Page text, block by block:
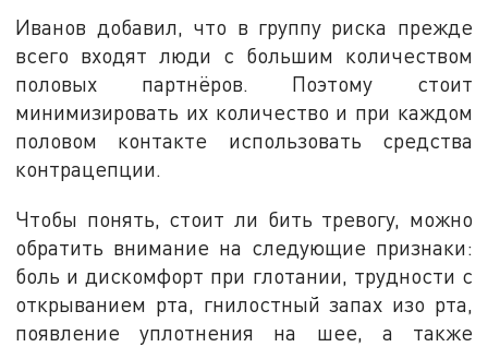
Иванов добавил, что в группу риска прежде
всего входят люди с большим количеством
половых партнёров. Поэтому стоит
минимизировать их количество и при каждом
половом контакте использовать средства
контрацепции.
Чтобы понять, стоит ли бить тревогу, можно
обратить внимание на следующие признаки:
боль и дискомфорт при глотании, трудности с
открыванием рта, гнилостный запах изо рта,
появление уплотнения на шее, а также